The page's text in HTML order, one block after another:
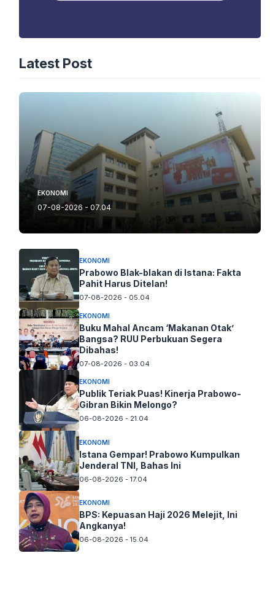
Latest Post
EKONOMI
07-08-2026 - 07.04
EKONOMI
Prabowo Blak-blakan di Istana: Fakta
Pahit Harus Ditelan!
07-08-2026 - 05.04
EKONOMI
Buku Mahal Ancam ‘Makanan Otak’
Bangsa? RUU Perbukuan Segera
Dibahas!
07-08-2026 - 03.04
EKONOMI
Publik Teriak Puas! Kinerja Prabowo-
Gibran Bikin Melongo?
06-08-2026 - 21.04
EKONOMI
Istana Gempar! Prabowo Kumpulkan
Jenderal TNI, Bahas Ini
06-08-2026 - 17.04
EKONOMI
BPS: Kepuasan Haji 2026 Melejit, Ini
Angkanya!
06-08-2026 - 15.04